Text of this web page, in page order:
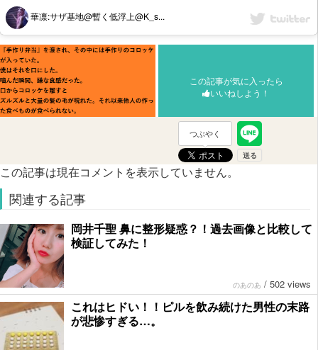
華凛:サザ基地@暫く低浮上@K_s...
この記事が気に入ったら
いいねしよう！
つぶやく
この記事は現在コメントを表示していません。
関連する記事
岡井千聖 鼻に整形疑惑？！過去画像と比較して
検証してみた！
のあのあ / 502 views
これはヒドい！！ピルを飲み続けた男性の末路
が悲惨すぎる…。